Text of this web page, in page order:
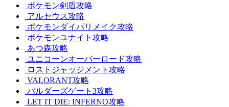
ポケモン剣盾攻略
アルセウス攻略
ポケモンダイパリメイク攻略
ポケモンユナイト攻略
あつ森攻略
ユニコーンオーバーロード攻略
ロストジャッジメント攻略
VALORANT攻略
バルダーズゲート3攻略
LET IT DIE: INFERNO攻略